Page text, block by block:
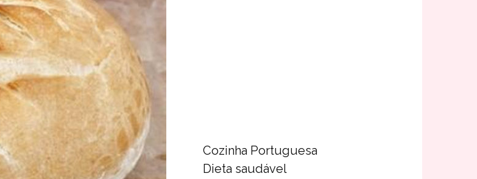
Cozinha Portuguesa
Dieta saudável